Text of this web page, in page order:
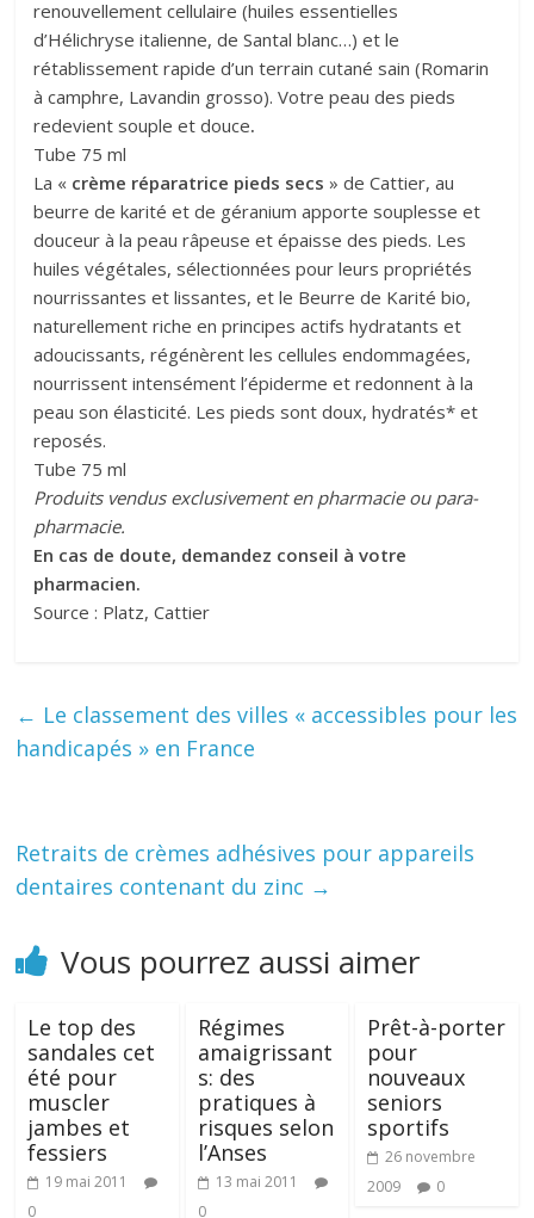
renouvellement cellulaire (huiles essentielles
d’Hélichryse italienne, de Santal blanc…) et le
rétablissement rapide d’un terrain cutané sain (Romarin
à camphre, Lavandin grosso). Votre peau des pieds
redevient souple et douce.
Tube 75 ml
La « crème réparatrice pieds secs » de Cattier, au
beurre de karité et de géranium apporte souplesse et
douceur à la peau râpeuse et épaisse des pieds. Les
huiles végétales, sélectionnées pour leurs propriétés
nourrissantes et lissantes, et le Beurre de Karité bio,
naturellement riche en principes actifs hydratants et
adoucissants, régénèrent les cellules endommagées,
nourrissent intensément l’épiderme et redonnent à la
peau son élasticité. Les pieds sont doux, hydratés* et
reposés.
Tube 75 ml
Produits vendus exclusivement en pharmacie ou para-
pharmacie.
En cas de doute, demandez conseil à votre
pharmacien.
Source : Platz, Cattier
← Le classement des villes « accessibles pour les
handicapés » en France
Retraits de crèmes adhésives pour appareils
dentaires contenant du zinc →
Vous pourrez aussi aimer
Le top des
sandales cet
été pour
muscler
jambes et
fessiers
19 mai 2011
0
Régimes
amaigrissant
s: des
pratiques à
risques selon
l’Anses
13 mai 2011
0
Prêt-à-porter
pour
nouveaux
seniors
sportifs
26 novembre
2009
0